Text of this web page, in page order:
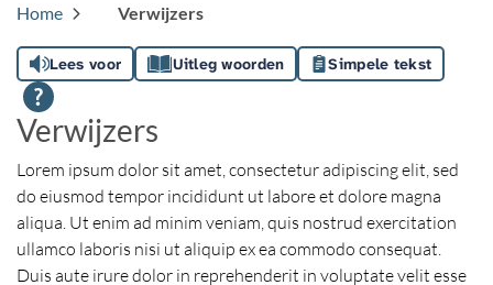
Home Verwijzers
Lees voor Uitleg woorden Simpele tekst
Verwijzers
Lorem ipsum dolor sit amet, consectetur adipiscing elit, sed
do eiusmod tempor incididunt ut labore et dolore magna
aliqua. Ut enim ad minim veniam, quis nostrud exercitation
ullamco laboris nisi ut aliquip ex ea commodo consequat.
Duis aute irure dolor in reprehenderit in voluptate velit esse